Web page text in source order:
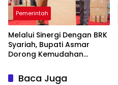
Pemerintah
Melalui Sinergi Dengan BRK
Syariah, Bupati Asmar
Dorong Kemudahan
Baca Juga